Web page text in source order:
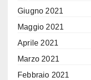
Giugno 2021
Maggio 2021
Aprile 2021
Marzo 2021
Febbraio 2021